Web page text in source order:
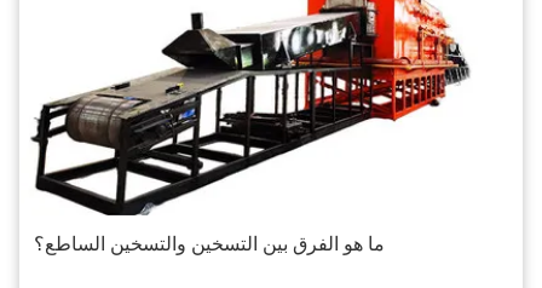
ما هو الفرق بين التسخين والتسخين الساطع؟